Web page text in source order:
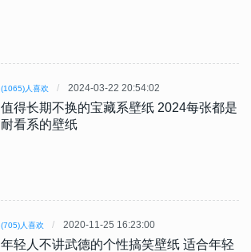
(1065)人喜欢 2024-03-22 20:54:02
值得长期不换的宝藏系壁纸 2024每张都是
耐看系的壁纸
(705)人喜欢 2020-11-25 16:23:00
年轻人不讲武德的个性搞笑壁纸 适合年轻